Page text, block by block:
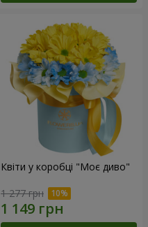
Квіти у коробці "Моє диво"
1 277 грн